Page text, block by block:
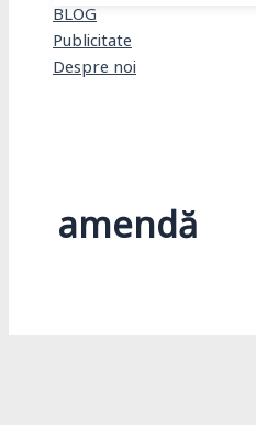
BLOG
Publicitate
Despre noi
amendă